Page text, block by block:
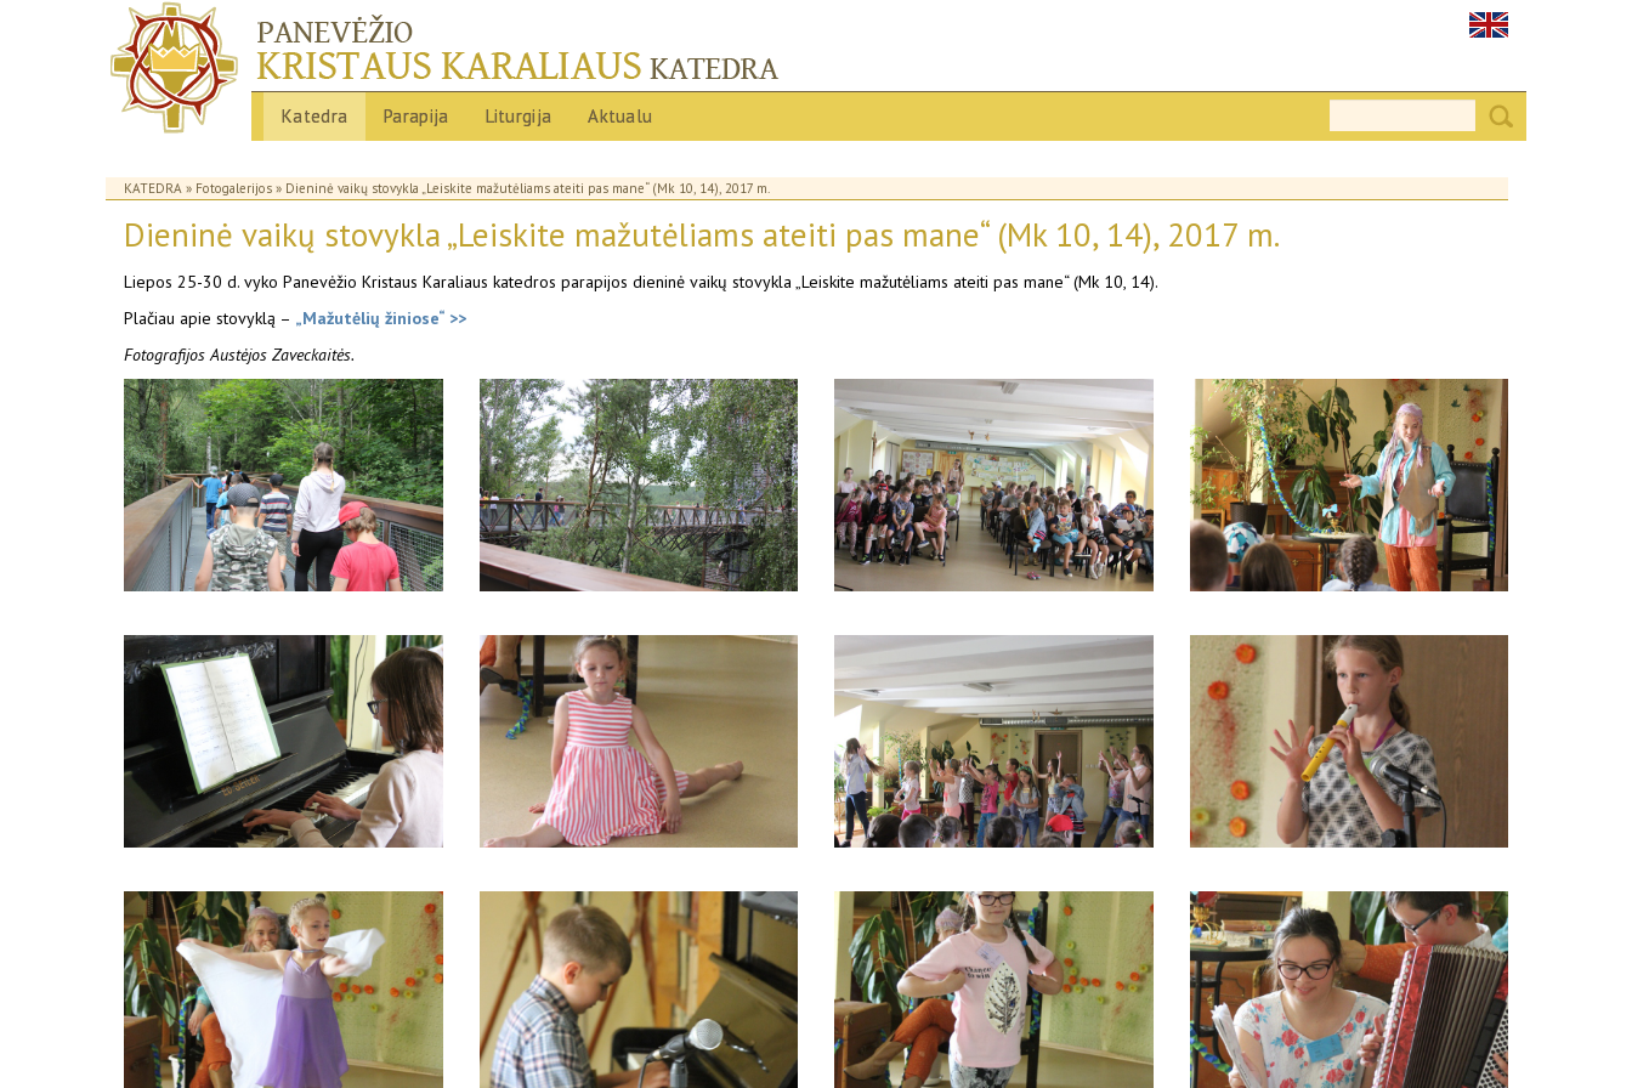
Katedra Parapija Liturgija Aktualu
KATEDRA » Fotogalerijos » Dieninė vaikų stovykla „Leiskite mažutėliams ateiti pas mane“ (Mk 10, 14), 2017 m.
Dieninė vaikų stovykla „Leiskite mažutėliams ateiti pas mane“ (Mk 10, 14), 2017 m.
Liepos 25-30 d. vyko Panevėžio Kristaus Karaliaus katedros parapijos dieninė vaikų stovykla „Leiskite mažutėliams ateiti pas mane“ (Mk 10, 14).
Plačiau apie stovyklą – „Mažutėlių žiniose“ >>
Fotografijos Austėjos Zaveckaitės.